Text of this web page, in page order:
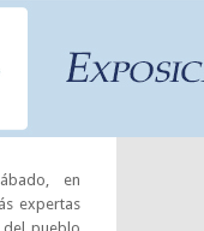
en
expertas